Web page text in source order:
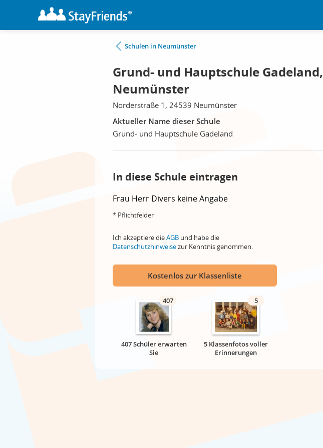
Schulen in Neumünster
Grund- und Hauptschule Gadeland,
Neumünster
Norderstraße 1, 24539 Neumünster
Aktueller Name dieser Schule
Grund- und Hauptschule Gadeland
In diese Schule eintragen
Frau Herr Divers keine Angabe
* Pflichtfelder
Ich akzeptiere dieAGB und habe die
Datenschutzhinweisezur Kenntnis genommen.
Kostenlos zur Klassenliste
407
407 Schüler erwarten
Sie
5
5 Klassenfotos voller
Erinnerungen